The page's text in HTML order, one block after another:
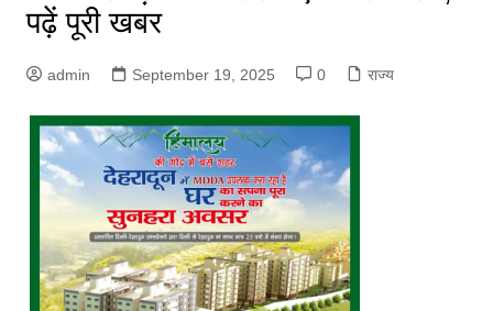
पढ़ें पूरी खबर
admin September 19, 2025 0 राज्य